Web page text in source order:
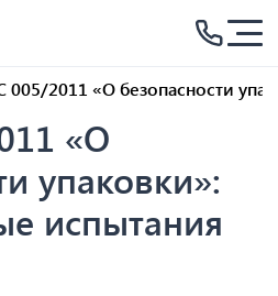
005/2011 «О безопасности
«О
упаковки»:
испытания